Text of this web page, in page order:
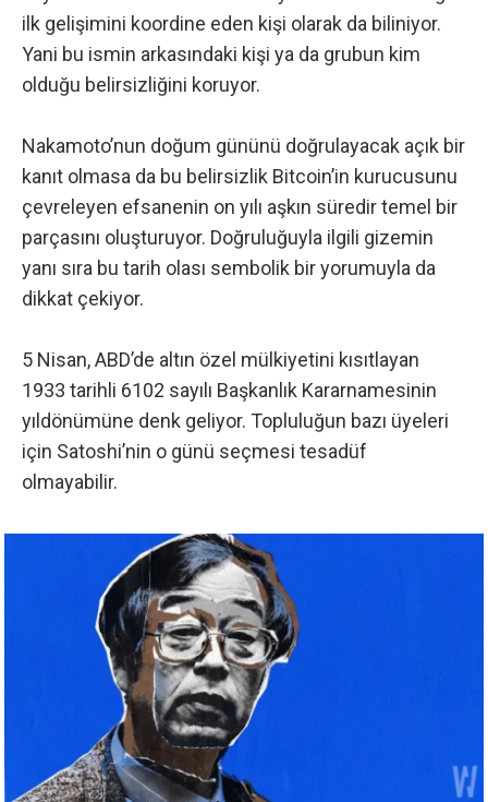
ilk gelişimini koordine eden kişi olarak da biliniyor.
Yani bu ismin arkasındaki kişi ya da grubun kim
olduğu belirsizliğini koruyor.
Nakamoto’nun doğum gününü doğrulayacak açık bir
kanıt olmasa da bu belirsizlik Bitcoin’in kurucusunu
çevreleyen efsanenin on yılı aşkın süredir temel bir
parçasını oluşturuyor. Doğruluğuyla ilgili gizemin
yanı sıra bu tarih olası sembolik bir yorumuyla da
dikkat çekiyor.
5 Nisan, ABD’de altın özel mülkiyetini kısıtlayan
1933 tarihli 6102 sayılı Başkanlık Kararnamesinin
yıldönümüne denk geliyor. Topluluğun bazı üyeleri
için Satoshi’nin o günü seçmesi tesadüf
olmayabilir.